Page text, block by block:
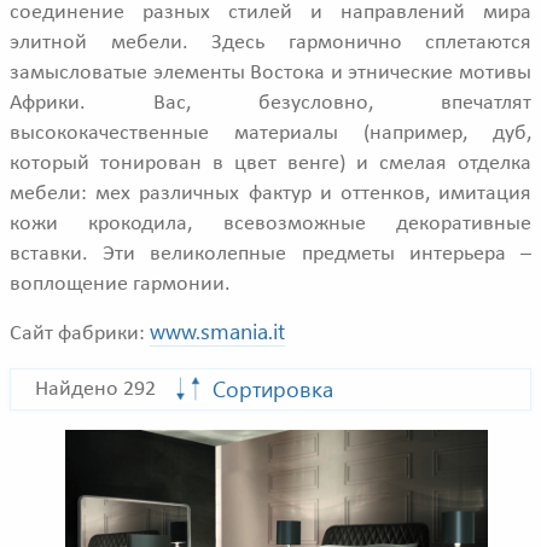
соединение разных стилей и направлений мира
элитной мебели. Здесь гармонично сплетаются
замысловатые элементы Востока и этнические мотивы
Африки. Вас, безусловно, впечатлят
высококачественные материалы (например, дуб,
который тонирован в цвет венге) и смелая отделка
мебели: мех различных фактур и оттенков, имитация
кожи крокодила, всевозможные декоративные
вставки. Эти великолепные предметы интерьера –
воплощение гармонии.
Сайт фабрики: www.smania.it
Найдено 292 Сортировка